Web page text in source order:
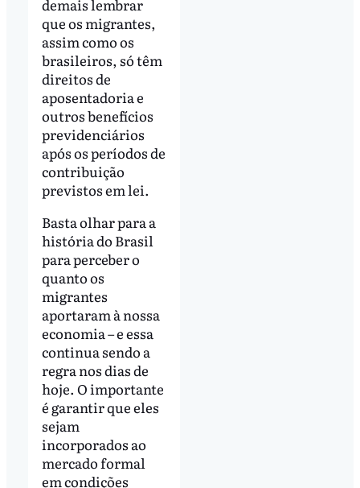
demais lembrar
que os migrantes,
assim como os
brasileiros, só têm
direitos de
aposentadoria e
outros benefícios
previdenciários
após os períodos de
contribuição
previstos em lei.
Basta olhar para a
história do Brasil
para perceber o
quanto os
migrantes
aportaram à nossa
economia – e essa
continua sendo a
regra nos dias de
hoje. O importante
é garantir que eles
sejam
incorporados ao
mercado formal
em condições